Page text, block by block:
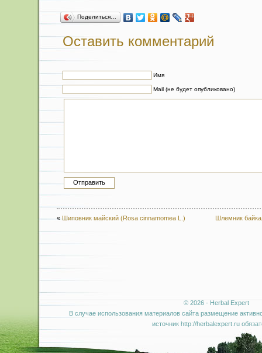
Поделиться…
Оставить комментарий
Имя
Mail (не будет опубликовано)
« Шиповник майский (Rosa cinnamomea L.) Шлемник
© 2026 - Herbal Expert
В случае использования материалов сайта размещение
источник http://herbalexpert.ru